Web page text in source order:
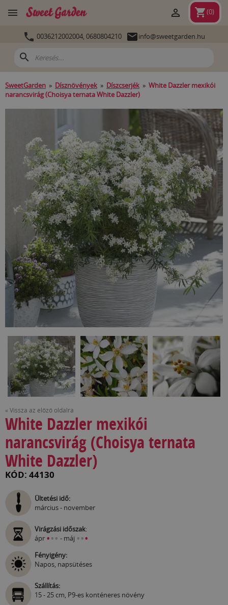
 shopping_cart(0)

 0036212002004, 0680804210 info@sweetgarden.hu
search
SweetGarden » Dísznövények » Díszcserjék » White Dazzler mexikói
narancsvirág (Choisya ternata White Dazzler)
« Vissza az előző oldalra
White Dazzler mexikói
narancsvirág (Choisya ternata
White Dazzler)
KÓD: 44130
Ültetési idő:
március - november
Virágzási időszak:
ápr ••• - máj •••
Fényigény:
Napos, napsütéses
Szállítás:
15 - 25 cm, P9-es konténeres növény